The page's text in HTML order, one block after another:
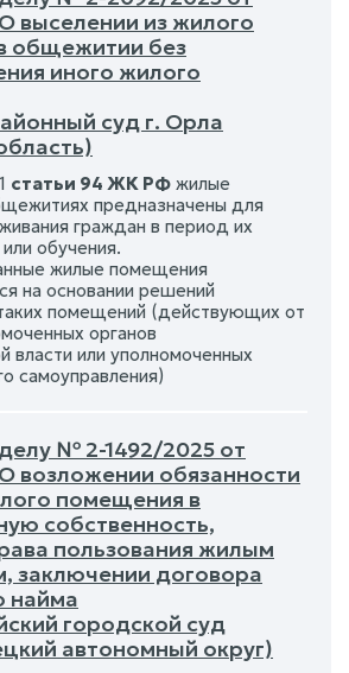
выселении из жилого
общежитии без
иного жилого
суд г. Орла
статьи 94 ЖК РФ жилые
предназначены для
граждан в период их
обучения.
жилые помещения
на основании решений
помещений (действующих от
органов
власти или уполномоченных
самоуправления)
№ 2-1492/2025 от
возложении обязанности
помещения в
собственность,
пользования жилым
заключении договора
найма
городской суд
автономный округ)